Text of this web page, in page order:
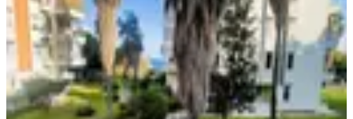
Muratpaşa, Fener Mahallesi
3+1·185 m²·1. Kat ·08.08.2026
100.000 ₺